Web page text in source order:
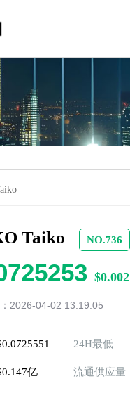
Taiko NO.736
$0.002
2026-04-02 13:19:05
24H最低
亿 流通供应量